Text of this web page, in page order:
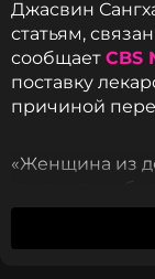
Джасвин
статьям,
сообщает CBS
поставку
причиной
«Женщина из
признать
уголовным
незаконным